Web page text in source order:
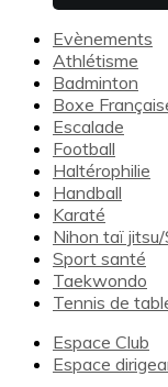
Evènements
Athlétisme
Badminton
Boxe
Escalade
Football
Haltérophilie
Handball
Karaté
Nihon taï jitsu/
Sport santé
Taekwondo
Tennis de
Espace Club
Espace